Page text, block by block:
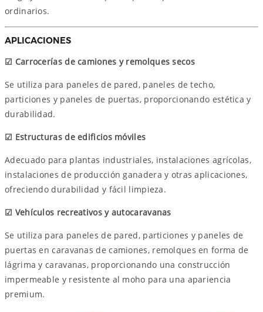
ordinarios.
APLICACIONES
☑ Carrocerías de camiones y remolques secos
Se utiliza para paneles de pared, paneles de techo,
particiones y paneles de puertas, proporcionando estética y
durabilidad.
☑ Estructuras de edificios móviles
Adecuado para plantas industriales, instalaciones agrícolas,
instalaciones de producción ganadera y otras aplicaciones,
ofreciendo durabilidad y fácil limpieza.
☑ Vehículos recreativos y autocaravanas
Se utiliza para paneles de pared, particiones y paneles de
puertas en caravanas de camiones, remolques en forma de
lágrima y caravanas, proporcionando una construcción
impermeable y resistente al moho para una apariencia
premium.